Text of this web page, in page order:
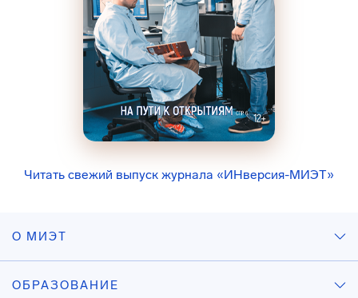
Читать свежий выпуск журнала «ИНверсия-МИЭТ»
О МИЭТ
ОБРАЗОВАНИЕ